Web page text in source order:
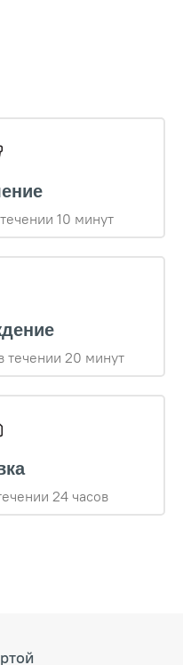
10 минут
течении 20 минут
24 часов